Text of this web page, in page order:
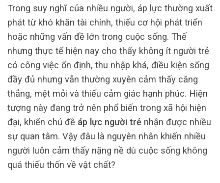
Trong suy nghĩ của nhiều người, áp lực thường xuất
phát từ khó khăn tài chính, thiếu cơ hội phát triển
hoặc những vấn đề lớn trong cuộc sống. Thế
nhưng thực tế hiện nay cho thấy không ít người trẻ
có công việc ổn định, thu nhập khá, điều kiện sống
đầy đủ nhưng vẫn thường xuyên cảm thấy căng
thẳng, mệt mỏi và thiếu cảm giác hạnh phúc. Hiện
tượng này đang trở nên phổ biến trong xã hội hiện
đại, khiến chủ đề áp lực người trẻ nhận được nhiều
sự quan tâm. Vậy đâu là nguyên nhân khiến nhiều
người luôn cảm thấy nặng nề dù cuộc sống không
quá thiếu thốn về vật chất?